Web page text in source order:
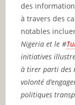
des
à travers des
notables
Nigeria et le#
initiatives
à tirer parti des
volonté
politiques